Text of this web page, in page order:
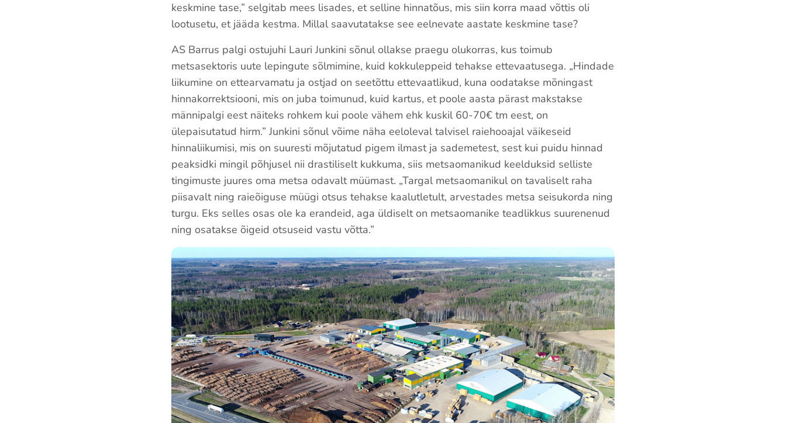
keskmine tase,” selgitab mees lisades, et selline hinnatõus, mis siin korra maad võttis oli
lootusetu, et jääda kestma. Millal saavutatakse see eelnevate aastate keskmine tase?
AS Barrus palgi ostujuhi Lauri Junkini sõnul ollakse praegu olukorras, kus toimub
metsasektoris uute lepingute sõlmimine, kuid kokkuleppeid tehakse ettevaatusega. „Hindade
liikumine on ettearvamatu ja ostjad on seetõttu ettevaatlikud, kuna oodatakse mõningast
hinnakorrektsiooni, mis on juba toimunud, kuid kartus, et poole aasta pärast makstakse
männipalgi eest näiteks rohkem kui poole vähem ehk kuskil 60-70€ tm eest, on
ülepaisutatud hirm.” Junkini sõnul võime näha eeloleval talvisel raiehooajal väikeseid
hinnaliikumisi, mis on suuresti mõjutatud pigem ilmast ja sademetest, sest kui puidu hinnad
peaksidki mingil põhjusel nii drastiliselt kukkuma, siis metsaomanikud keelduksid selliste
tingimuste juures oma metsa odavalt müümast. „Targal metsaomanikul on tavaliselt raha
piisavalt ning raieõiguse müügi otsus tehakse kaalutletult, arvestades metsa seisukorda ning
turgu. Eks selles osas ole ka erandeid, aga üldiselt on metsaomanike teadlikkus suurenenud
ning osatakse õigeid otsuseid vastu võtta.”